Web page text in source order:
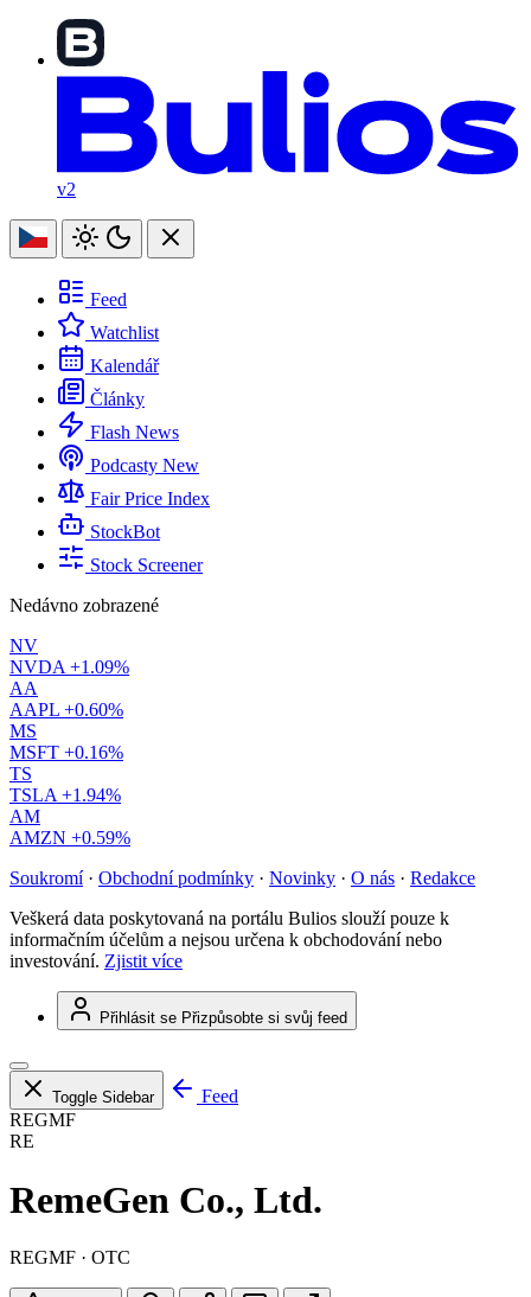
v2
Feed
Watchlist
Kalendář
Články
Flash News
Podcasty New
Fair Price Index
StockBot
Stock Screener
Nedávno zobrazené
NV
NVDA +1.09%
AA
AAPL +0.60%
MS
MSFT +0.16%
TS
TSLA +1.94%
AM
AMZN +0.59%
Soukromí · Obchodní podmínky · Novinky · O nás · Redakce
Veškerá data poskytovaná na portálu Bulios slouží pouze k
informačním účelům a nejsou určena k obchodování nebo
investování. Zjistit více
Přihlásit se Přizpůsobte si svůj feed
Toggle Sidebar
Feed
REGMF
RE
RemeGen Co., Ltd.
REGMF · OTC